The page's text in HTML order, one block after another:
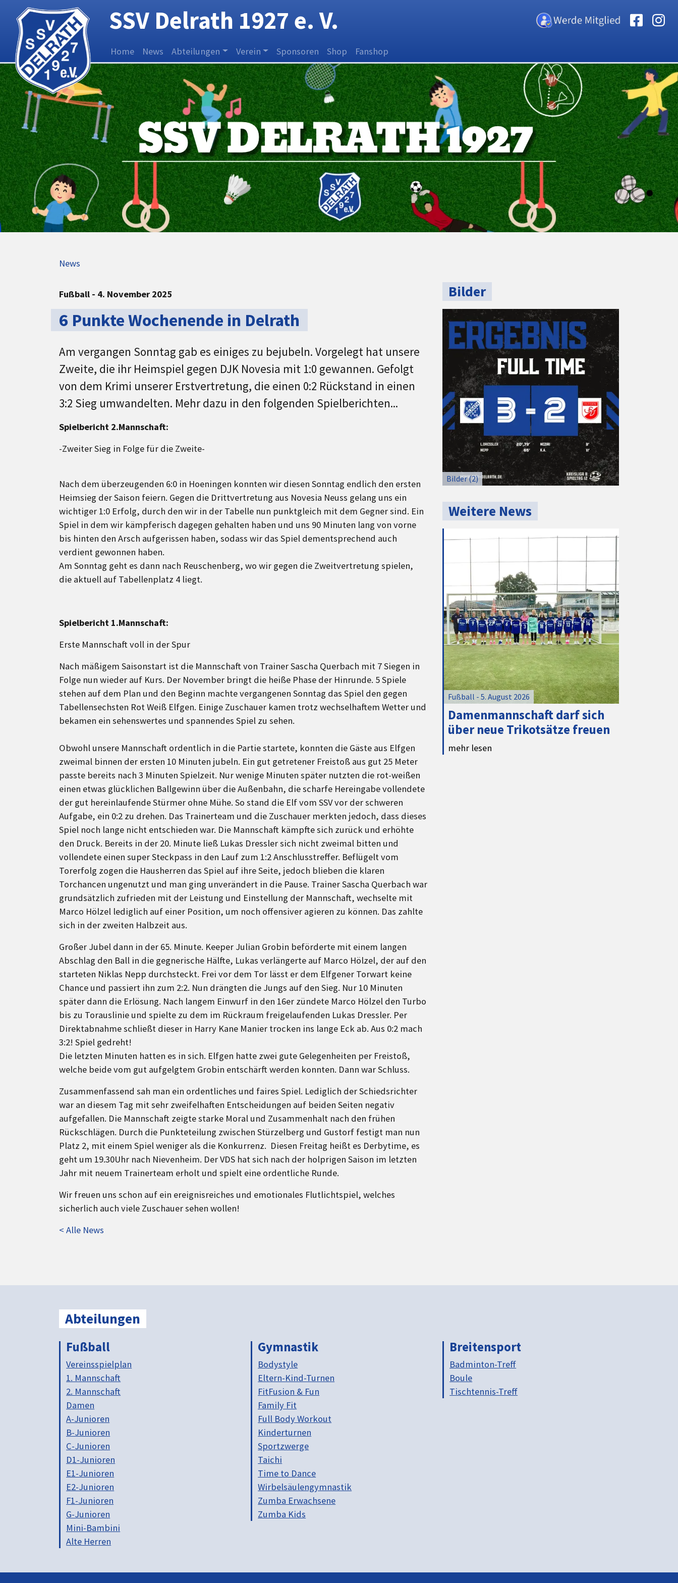
SSV Delrath 1927 e. V.
Home News Abteilungen Verein Sponsoren Shop Fanshop
News
Fußball - 4. November 2025
6 Punkte Wochenende in Delrath
Am vergangen Sonntag gab es einiges zu bejubeln. Vorgelegt hat unsere
Zweite, die ihr Heimspiel gegen DJK Novesia mit 1:0 gewannen. Gefolgt
von dem Krimi unserer Erstvertretung, die einen 0:2 Rückstand in einen
3:2 Sieg umwandelten. Mehr dazu in den folgenden Spielberichten...
Spielbericht 2.Mannschaft:
-Zweiter Sieg in Folge für die Zweite-
Nach dem überzeugenden 6:0 in Hoeningen konnten wir diesen Sonntag endlich den ersten
Heimsieg der Saison feiern. Gegen die Drittvertretung aus Novesia Neuss gelang uns ein
wichtiger 1:0 Erfolg, durch den wir in der Tabelle nun punktgleich mit dem Gegner sind. Ein
Spiel in dem wir kämpferisch dagegen gehalten haben und uns 90 Minuten lang von vorne
bis hinten den Arsch aufgerissen haben, sodass wir das Spiel dementsprechend auch
verdient gewonnen haben.
Am Sonntag geht es dann nach Reuschenberg, wo wir gegen die Zweitvertretung spielen,
die aktuell auf Tabellenplatz 4 liegt.
Spielbericht 1.Mannschaft:
Erste Mannschaft voll in der Spur
Nach mäßigem Saisonstart ist die Mannschaft von Trainer Sascha Querbach mit 7 Siegen in
Folge nun wieder auf Kurs. Der November bringt die heiße Phase der Hinrunde. 5 Spiele
stehen auf dem Plan und den Beginn machte vergangenen Sonntag das Spiel den gegen
Tabellensechsten Rot Weiß Elfgen. Einige Zuschauer kamen trotz wechselhaftem Wetter und
bekamen ein sehenswertes und spannendes Spiel zu sehen.
Obwohl unsere Mannschaft ordentlich in die Partie startete, konnten die Gäste aus Elfgen
zweimal binnen der ersten 10 Minuten jubeln. Ein gut getretener Freistoß aus gut 25 Meter
passte bereits nach 3 Minuten Spielzeit. Nur wenige Minuten später nutzten die rot-weißen
einen etwas glücklichen Ballgewinn über die Außenbahn, die scharfe Hereingabe vollendete
der gut hereinlaufende Stürmer ohne Mühe. So stand die Elf vom SSV vor der schweren
Aufgabe, ein 0:2 zu drehen. Das Trainerteam und die Zuschauer merkten jedoch, dass dieses
Spiel noch lange nicht entschieden war. Die Mannschaft kämpfte sich zurück und erhöhte
den Druck. Bereits in der 20. Minute ließ Lukas Dressler sich nicht zweimal bitten und
vollendete einen super Steckpass in den Lauf zum 1:2 Anschlusstreffer. Beflügelt vom
Torerfolg zogen die Hausherren das Spiel auf ihre Seite, jedoch blieben die klaren
Torchancen ungenutzt und man ging unverändert in die Pause. Trainer Sascha Querbach war
grundsätzlich zufrieden mit der Leistung und Einstellung der Mannschaft, wechselte mit
Marco Hölzel lediglich auf einer Position, um noch offensiver agieren zu können. Das zahlte
sich in der zweiten Halbzeit aus.
Großer Jubel dann in der 65. Minute. Keeper Julian Grobin beförderte mit einem langen
Abschlag den Ball in die gegnerische Hälfte, Lukas verlängerte auf Marco Hölzel, der auf den
starteten Niklas Nepp durchsteckt. Frei vor dem Tor lässt er dem Elfgener Torwart keine
Chance und passiert ihn zum 2:2. Nun drängten die Jungs auf den Sieg. Nur 10 Minuten
später dann die Erlösung. Nach langem Einwurf in den 16er zündete Marco Hölzel den Turbo
bis zu Torauslinie und spielte zu dem im Rückraum freigelaufenden Lukas Dressler. Per
Direktabnahme schließt dieser in Harry Kane Manier trocken ins lange Eck ab. Aus 0:2 mach
3:2! Spiel gedreht!
Die letzten Minuten hatten es in sich. Elfgen hatte zwei gute Gelegenheiten per Freistoß,
welche beide vom gut aufgelgtem Grobin entschärft werden konnten. Dann war Schluss.
Zusammenfassend sah man ein ordentliches und faires Spiel. Lediglich der Schiedsrichter
war an diesem Tag mit sehr zweifelhaften Entscheidungen auf beiden Seiten negativ
aufgefallen. Die Mannschaft zeigte starke Moral und Zusammenhalt nach den frühen
Rückschlägen. Durch die Punkteteilung zwischen Stürzelberg und Gustorf festigt man nun
Platz 2, mit einem Spiel weniger als die Konkurrenz. Diesen Freitag heißt es Derbytime, es
geht um 19.30Uhr nach Nievenheim. Der VDS hat sich nach der holprigen Saison im letzten
Jahr mit neuem Trainerteam erholt und spielt eine ordentliche Runde.
Wir freuen uns schon auf ein ereignisreiches und emotionales Flutlichtspiel, welches
sicherlich auch viele Zuschauer sehen wollen!
< Alle News
Bilder
Bilder (2)
Weitere News
Fußball - 5. August 2026
Damenmannschaft darf sich
über neue Trikotsätze freuen
mehr lesen
Abteilungen
Fußball
Vereinsspielplan
1. Mannschaft
2. Mannschaft
Damen
A-Junioren
B-Junioren
C-Junioren
D1-Junioren
E1-Junioren
E2-Junioren
F1-Junioren
G-Junioren
Mini-Bambini
Alte Herren
Gymnastik
Bodystyle
Eltern-Kind-Turnen
FitFusion & Fun
Family Fit
Full Body Workout
Kinderturnen
Sportzwerge
Taichi
Time to Dance
Wirbelsäulengymnastik
Zumba Erwachsene
Zumba Kids
Breitensport
Badminton-Treff
Boule
Tischtennis-Treff